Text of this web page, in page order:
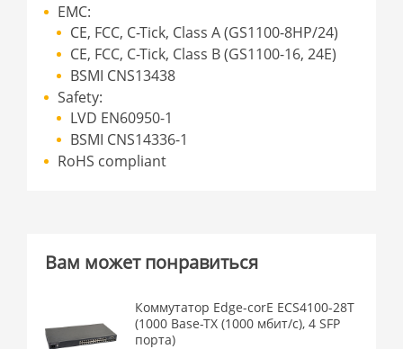
EMC:
CE, FCC, C-Tick, Class A (GS1100-8HP/24)
CE, FCC, C-Tick, Class B (GS1100-16, 24E)
BSMI CNS13438
Safety:
LVD EN60950-1
BSMI CNS14336-1
RoHS compliant
Вам может понравиться
Коммутатор Edge-corE ECS4100-28T
(1000 Base-TX (1000 мбит/с), 4 SFP
порта)